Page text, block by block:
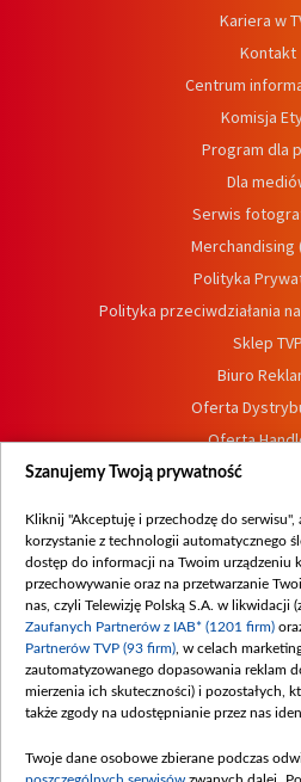
Kariera w
Kontakt
Centrum
Komisja
Program dla
Dla
Serwis
Merchandising
Polityka
Polityka przeciwdziałania
Sklep TVP
Biuro
Oferta
Oferta
Dostępność
Procedura zgłoszeń
Szanujemy Twoją prywatność
Kliknij "Akceptuję i przechodzę do serwisu",
korzystanie z technologii automatycznego
dostęp do informacji na Twoim urządzeniu
przechowywanie oraz na przetwarzanie
nas, czyli Telewizję Polską S.A. w likwidacji
Zaufanych Partnerów z IAB* (1201 firm)
Partnerów TVP (93 firm) , w celach
zautomatyzowanego dopasowania reklam
mierzenia ich skuteczności) i pozostałych,
także zgody na udostępnianie przez nas
Twoje dane osobowe zbierane podczas